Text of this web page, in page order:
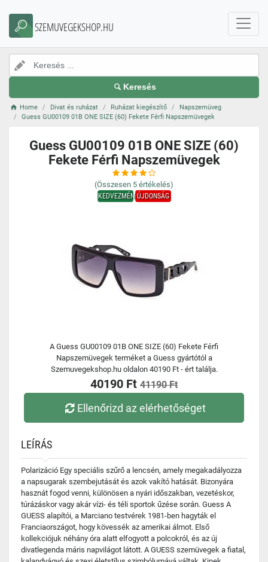
SZEMUVEGEKSHOP.HU
Keresés
Home Divat és ruházat Ruházat kiegészítő
Napszemüveg
Guess GU00109 01B ONE SIZE (60) Fekete Férfi Napszemüvegek
Guess GU00109 01B ONE SIZE (60)
Fekete Férfi Napszemüvegek
(Összesen 5 értékelés)
KEDVEZMÉNYÚJDONSÁG
A Guess GU00109 01B ONE SIZE (60) Fekete Férfi
Napszemüvegek terméket a Guess gyártótól a
Szemuvegekshop.hu oldalon 40190 Ft - ért találja.
40190 Ft 41190 Ft
Ellenőrizd az elérhetőséget
LEÍRÁS
Polarizáció Egy speciális szűrő a lencsén, amely megakadályozza
a napsugarak szembejutását és azok vakító hatását. Bizonyára
hasznát fogod venni, különösen a nyári időszakban, vezetéskor,
túrázáskor vagy akár vízi- és téli sportok űzése során. Guess A
GUESS alapítói, a Marciano testvérek 1981-ben hagyták el
Franciaországot, hogy kövessék az amerikai álmot. Első
kollekciójuk néhány óra alatt elfogyott a polcokról, és az új
divatlegenda máris napvilágot látott. A GUESS szemüvegek a fiatal,